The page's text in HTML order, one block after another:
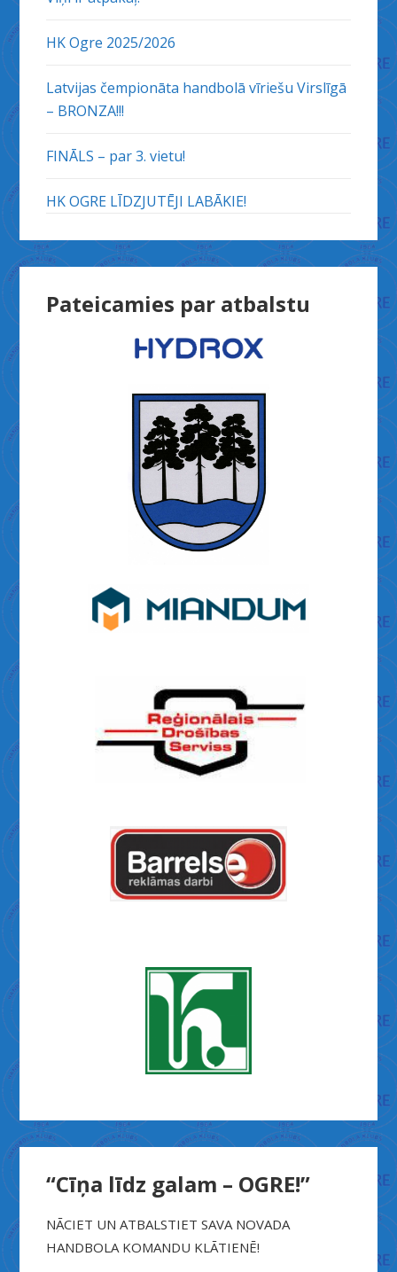
HK Ogre 2025/2026
Latvijas čempionāta handbolā vīriešu Virslīgā
– BRONZA!!!
FINĀLS – par 3. vietu!
HK OGRE LĪDZJUTĒJI LABĀKIE!
Pateicamies par atbalstu
“Cīņa līdz galam – OGRE!”
NĀCIET UN ATBALSTIET SAVA NOVADA
HANDBOLA KOMANDU KLĀTIENĒ!